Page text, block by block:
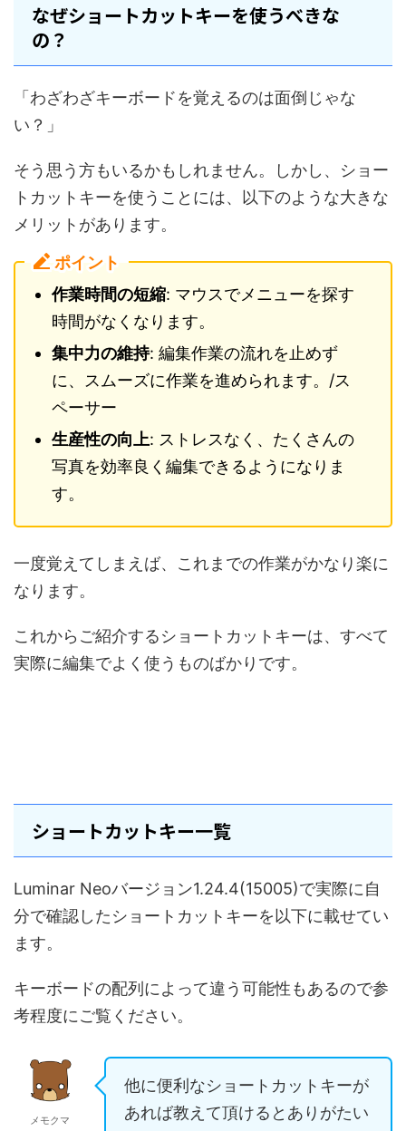
なぜショートカットキーを使うべきな
の？
「わざわざキーボードを覚えるのは面倒じゃな
い？」
そう思う方もいるかもしれません。しかし、ショー
トカットキーを使うことには、以下のような大きな
メリットがあります。
ポイント
作業時間の短縮: マウスでメニューを探す
時間がなくなります。
集中力の維持: 編集作業の流れを止めず
に、スムーズに作業を進められます。/ス
ペーサー
生産性の向上: ストレスなく、たくさんの
写真を効率良く編集できるようになりま
す。
一度覚えてしまえば、これまでの作業がかなり楽に
なります。
これからご紹介するショートカットキーは、すべて
実際に編集でよく使うものばかりです。
ショートカットキー一覧
Luminar Neoバージョン1.24.4(15005)で実際に自
分で確認したショートカットキーを以下に載せてい
ます。
キーボードの配列によって違う可能性もあるので参
考程度にご覧ください。
メモクマ
他に便利なショートカットキーが
あれば教えて頂けるとありがたい